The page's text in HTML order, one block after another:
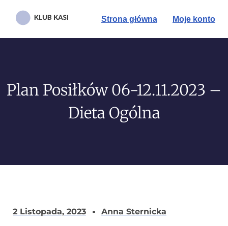
Strona główna Moje konto
Plan Posiłków 06-12.11.2023 –
Dieta Ogólna
2 Listopada, 2023 Anna Sternicka